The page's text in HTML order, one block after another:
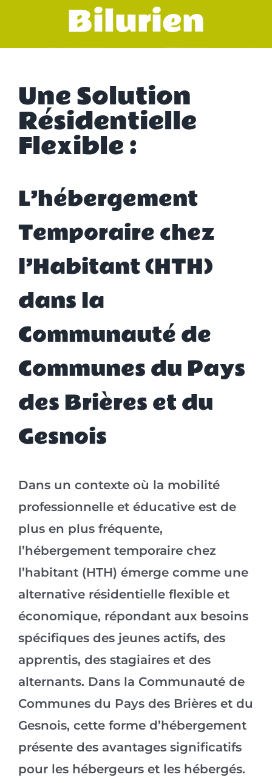
Bilurien
Une Solution
Résidentielle
Flexible :
L’hébergement
Temporaire chez
l’Habitant (HTH)
dans la
Communauté de
Communes du Pays
des Brières et du
Gesnois
Dans un contexte où la mobilité
professionnelle et éducative est de
plus en plus fréquente,
l’hébergement temporaire chez
l’habitant (HTH) émerge comme une
alternative résidentielle flexible et
économique, répondant aux besoins
spécifiques des jeunes actifs, des
apprentis, des stagiaires et des
alternants. Dans la Communauté de
Communes du Pays des Brières et du
Gesnois, cette forme d’hébergement
présente des avantages significatifs
pour les hébergeurs et les hébergés.